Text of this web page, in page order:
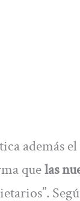
además
quelas